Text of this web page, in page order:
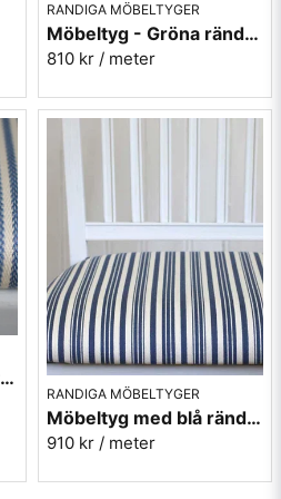
RANDIGA MÖBELTYGER
Möbeltyg - Gröna ränder - Ellinor nr.70
810 kr / meter
Randigt möbeltyg i blått - Sofia Rand nr.50
RANDIGA MÖBELTYGER
Möbeltyg med blå ränder i eko-bomull - Fredrika nr.50
910 kr / meter